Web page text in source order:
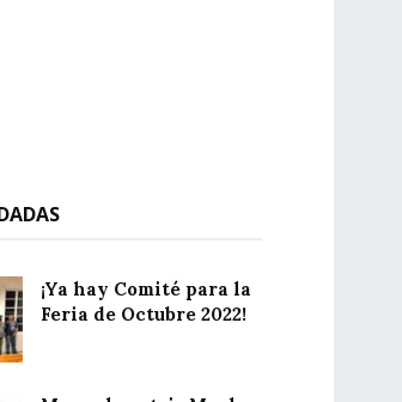
¡Ya hay Comité para la
Feria de Octubre 2022!